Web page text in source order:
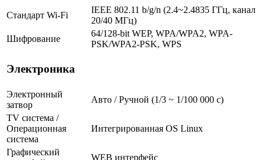
Стандарт Wi-Fi
IEEE 802.11 b/g/n (2.4~2.4835 ГГц, канал
20/40 МГц)
Шифрование
64/128-bit WEP, WPA/WPA2, WPA-
PSK/WPA2-PSK, WPS
Электроника
Электронный
затвор
Авто / Ручной (1/3 ~ 1/100 000 с)
TV система /
Операционная
система
Интегрированная OS Linux
Графический
WEB интерфейс